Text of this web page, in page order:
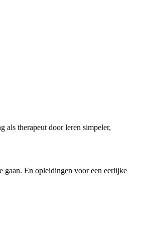
als therapeut door leren simpeler,
gaan. En opleidingen voor een eerlijke